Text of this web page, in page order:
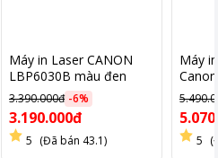
lên đến 1200 x 1200 dpi với
Máy in Laser CANON
LBP6030B màu đen
3.390.000đ -6%
3.190.000đ
5 (Đã bán 43.1)
Máy
5